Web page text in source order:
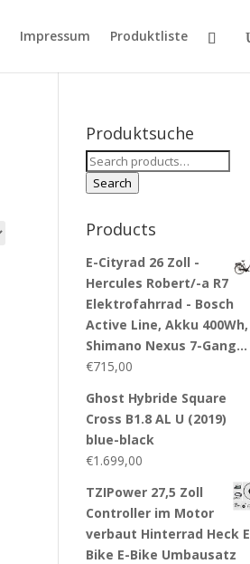
Impressum Produktliste
Produktsuche
Search
for:
Search
Products
E-Cityrad 26 Zoll -
Hercules Robert/-a R7
Elektrofahrrad - Bosch
Active Line, Akku 400Wh,
Shimano Nexus 7-Gang…
€715,00
Ghost Hybride Square
Cross B1.8 AL U (2019)
blue-black
€1.699,00
TZIPower 27,5 Zoll
Controller im Motor
verbaut Hinterrad Heck E
Bike E-Bike Umbausatz